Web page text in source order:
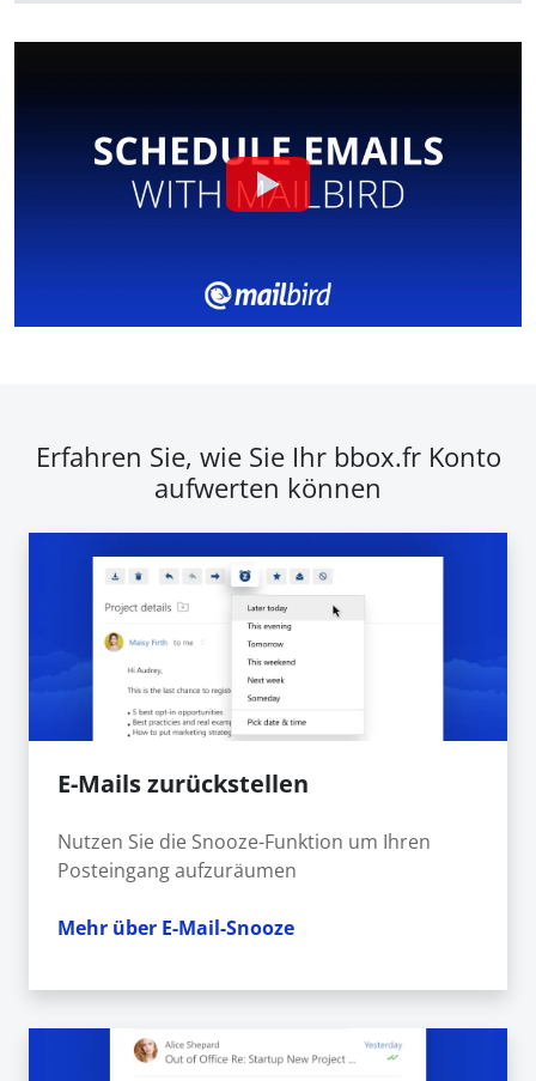
Erfahren Sie, wie Sie Ihr bbox.fr Konto
aufwerten können
E-Mails zurückstellen
Nutzen Sie die Snooze-Funktion um Ihren
Posteingang aufzuräumen
Mehr über E-Mail-Snooze